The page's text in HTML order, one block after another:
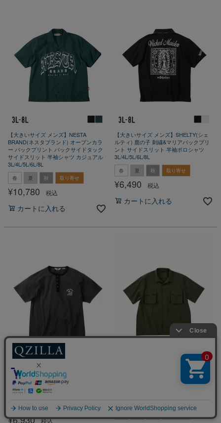
【大きいサイズ メンズ】NESTA
BRAND(ネスタブランド) オープンカラ
ー バックプリント バックサイドタック
サイドスリット 半袖シャツ カジュアル
3L/4L/5L/6L/8L
春 夏 秋 取り寄せ
¥10,780 税込
カートに入れる
【大きいサイズ メンズ】SHELTY(シェ
ルティ) 鹿の子 刺繍&マリアバックプリ
ント サイドスリット 半袖ポロシャツ
3L/4L/5L/6L/8L
春 夏 秋 取り寄せ
¥6,490 税込
カートに入れる
【大きいサイズ メンズ】BEN DAVIS(ベ
ン デイビス) リンガーヘンリーネック プ
リント 半袖Tシャツ カットソー
3L/4L/5L/6L
春 夏 秋 取り寄せ
¥6,930 税込
【大きいサイズ メンズ】Mc.S.P(エムシ
ーエスピー)胸ポケット ストレッチ 接触
冷感 抗菌消臭 デオドランテープ半袖 半